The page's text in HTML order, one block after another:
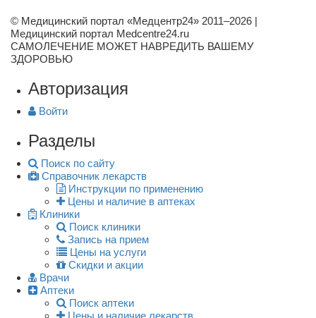
© Медицинский портал «Медцентр24» 2011–2026 |
Медицинский портал Medcentre24.ru
САМОЛЕЧЕНИЕ МОЖЕТ НАВРЕДИТЬ ВАШЕМУ
ЗДОРОВЬЮ
Авторизация
Войти
Разделы
Поиск по сайту
Справочник лекарств
Инструкции по применению
Цены и наличие в аптеках
Клиники
Поиск клиники
Запись на прием
Цены на услуги
Скидки и акции
Врачи
Аптеки
Поиск аптеки
Цены и наличие лекарств